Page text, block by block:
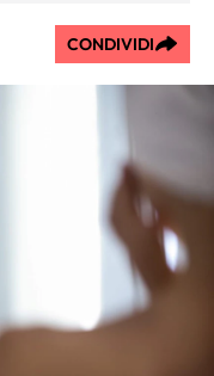
CONDIVIDI